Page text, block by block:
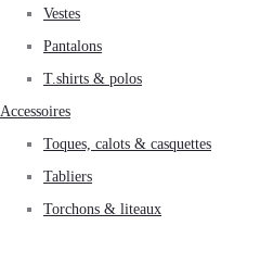
Vestes
Pantalons
T.shirts & polos
Accessoires
Toques, calots & casquettes
Tabliers
Torchons & liteaux